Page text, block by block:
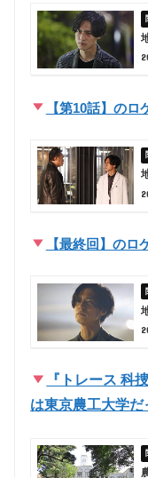
【第10話】のロ
【最終回】のロ
『トレース 科
は東京農工大学だ